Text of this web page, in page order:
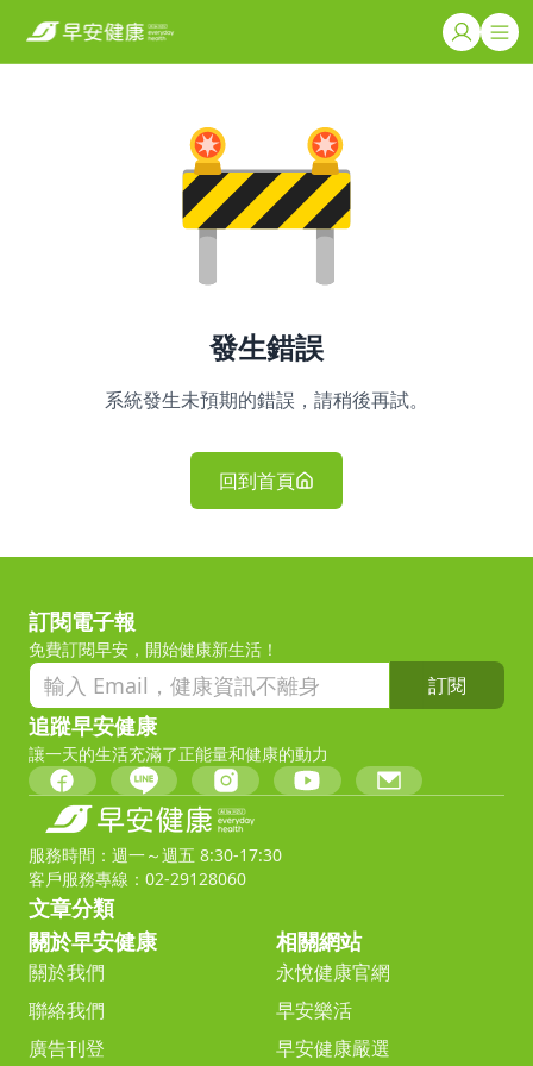
發生錯誤
系統發生未預期的錯誤，請稍後再試。
回到首頁
訂閱電子報
免費訂閱早安，開始健康新生活！
訂閱
追蹤早安健康
讓一天的生活充滿了正能量和健康的動力
服務時間：週一～週五 8:30-17:30
客戶服務專線：02-29128060
文章分類
關於早安健康
關於我們
聯絡我們
廣告刊登
相關網站
永悅健康官網
早安樂活
早安健康嚴選